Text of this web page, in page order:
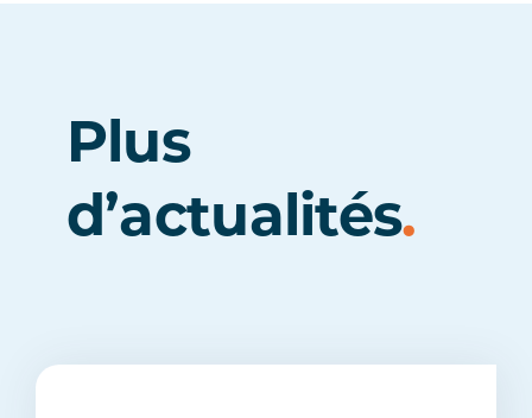
Plus
d’actualités.